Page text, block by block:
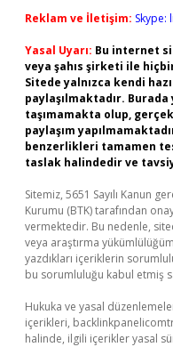
Reklam ve İletişim: Skype:
Yasal Uyarı: Bu internet
veya şahıs şirketi ile
Sitede yalnızca kendi
paylaşılmaktadır.
taşımamakta olup,
paylaşım
benzerlikleri tamamen
taslak halindedir ve
Sitemiz, 5651 Sayılı Kanun
Kurumu (BTK) tarafından
vermektedir. Bu nedenle,
veya araştırma
yazdıkları içeriklerin
bu sorumluluğu kabul etmiş
Hukuka ve yasal
içerikleri,
halinde, ilgili içerikler yasal